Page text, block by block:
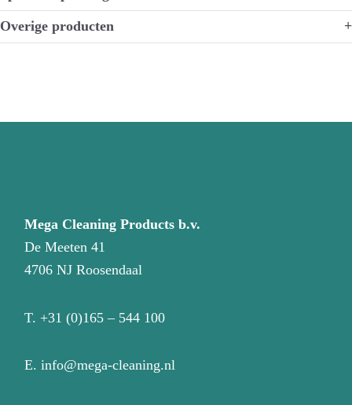
Overige producten +
Mega Cleaning Products b.v.
De Meeten 41
4706 NJ Roosendaal
T. +31 (0)165 – 544 100
E.info@mega-cleaning.nl